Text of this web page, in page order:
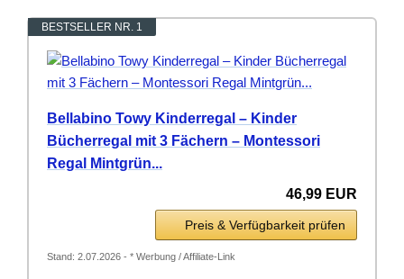
BESTSELLER NR. 1
Bellabino Towy Kinderregal – Kinder
Bücherregal mit 3 Fächern – Montessori
Regal Mintgrün...
46,99 EUR
Preis & Verfügbarkeit prüfen
Stand: 2.07.2026 - * Werbung / Affiliate-Link